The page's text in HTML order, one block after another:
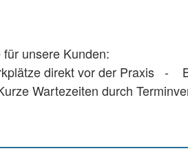
unsere Kunden:
direkt vor der Praxis -
Wartezeiten durch